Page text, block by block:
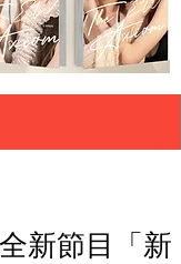
新節目「新